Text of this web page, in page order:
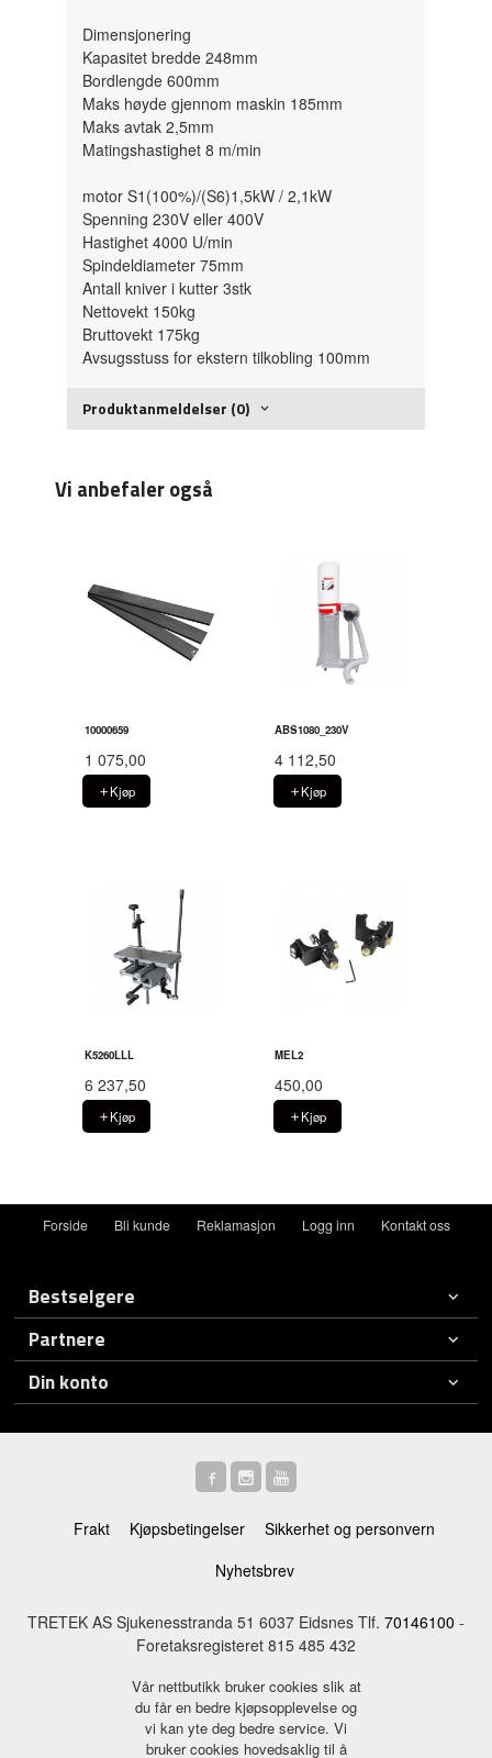
Dimensjonering
Kapasitet bredde 248mm
Bordlengde 600mm
Maks høyde gjennom maskin 185mm
Maks avtak 2,5mm
Matingshastighet 8 m/min
motor S1(100%)/(S6)1,5kW / 2,1kW
Spenning 230V eller 400V
Hastighet 4000 U/min
Spindeldiameter 75mm
Antall kniver i kutter 3stk
Nettovekt 150kg
Bruttovekt 175kg
Avsugsstuss for ekstern tilkobling 100mm
Produktanmeldelser (0)
Vi anbefaler også
10000659
1 075,00
Kjøp
ABS1080_230V
4 112,50
Kjøp
K5260LLL
6 237,50
Kjøp
MEL2
450,00
Kjøp
Forside Bli kunde Reklamasjon Logg inn Kontakt oss
Bestselgere
Partnere
Din konto
Frakt Kjøpsbetingelser
Sikkerhet og personvern
Nyhetsbrev
TRETEK AS Sjukenesstranda 51 6037 Eidsnes Tlf. 70146100 -
Foretaksregisteret 815 485 432
Vår nettbutikk bruker cookies slik at
du får en bedre kjøpsopplevelse og
vi kan yte deg bedre service. Vi
bruker cookies hovedsaklig til å